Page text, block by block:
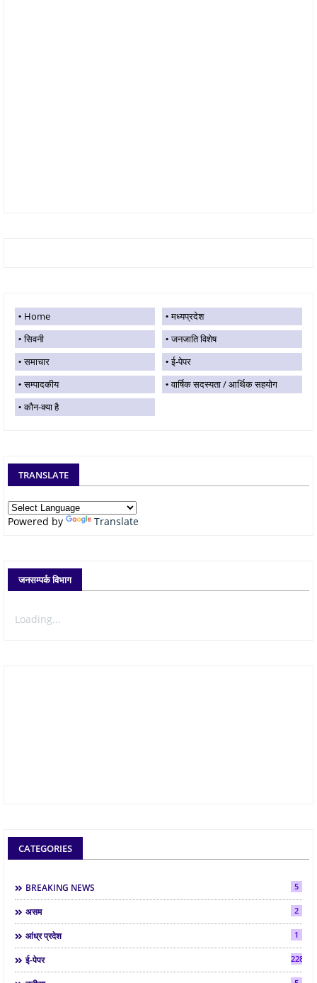
Home
मध्यप्रदेश
सिवनी
जनजाति विशेष
समाचार
ई-पेपर
सम्पादकीय
वार्षिक सदस्यता / आर्थिक सहयोग
कौन-क्या है
TRANSLATE
Powered by Translate
जनसम्पर्क विभाग
Loading...
CATEGORIES
BREAKING NEWS 5
असम 2
आंध्र प्रदेश 1
ई-पेपर 2286